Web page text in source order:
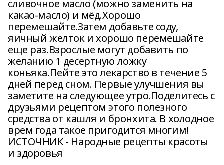
сливочное масло (можно заменить на
какао-масло) и мёд.Хорошо
перемешайте.Затем добавьте соду,
яичный желток и хорошо перемешайте
еще раз.Взрослые могут добавить по
желанию 1 десертную ложку
коньяка.Пейте это лекарство в течение 5
дней перед сном. Первые улучшения вы
заметите на следующее утро.Поделитесь с
друзьями рецептом этого полезного
средства от кашля и бронхита. В холодное
врем года такое пригодится многим!
ИСТОЧНИК - Народные рецепты красоты
и здоровья